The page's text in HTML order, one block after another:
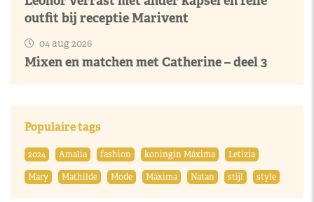
outfit bij receptie Marivent
04 aug 2026
Mixen en matchen met Catherine – deel 3
Populaire tags
2024 Amalia fashion koningin Máxima
Letizia
Mary
Mathilde Mode Máxima Natan stijl style